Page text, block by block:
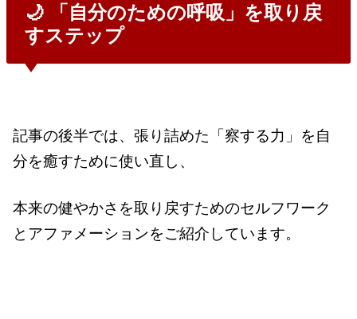
🌙 「自分のための呼吸」を取り戻
すステップ
記事の後半では、張り詰めた「察する力」を自
分を癒すために使い直し、
本来の健やかさを取り戻すためのセルフワーク
とアファメーションをご紹介しています。